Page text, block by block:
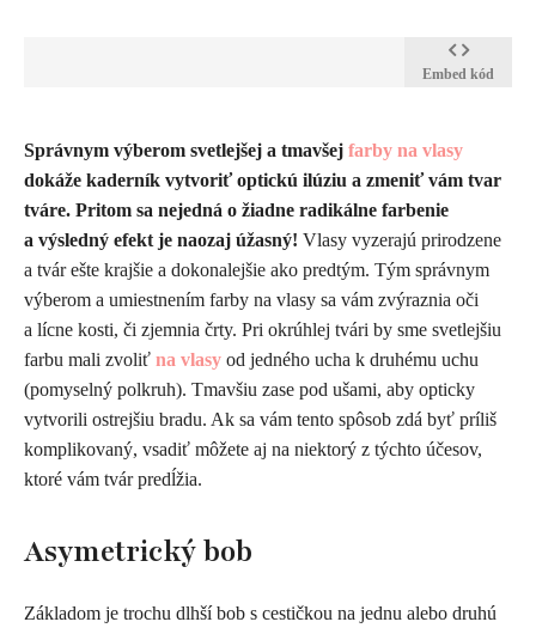
Embed kód
Správnym výberom svetlejšej a tmavšej farby na vlasy
dokáže kaderník vytvoriť optickú ilúziu a zmeniť vám tvar
tváre. Pritom sa nejedná o žiadne radikálne farbenie
a výsledný efekt je naozaj úžasný! Vlasy vyzerajú prirodzene
a tvár ešte krajšie a dokonalejšie ako predtým. Tým správnym
výberom a umiestnením farby na vlasy sa vám zvýraznia oči
a lícne kosti, či zjemnia črty. Pri okrúhlej tvári by sme svetlejšiu
farbu mali zvoliť na vlasy od jedného ucha k druhému uchu
(pomyselný polkruh). Tmavšiu zase pod ušami, aby opticky
vytvorili ostrejšiu bradu. Ak sa vám tento spôsob zdá byť príliš
komplikovaný, vsadiť môžete aj na niektorý z týchto účesov,
ktoré vám tvár predĺžia.
Asymetrický bob
Základom je trochu dlhší bob s cestičkou na jednu alebo druhú